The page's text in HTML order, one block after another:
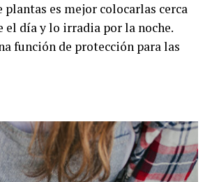
plantas es mejor colocarlas cerca
el día y lo irradia por la noche.
función de protección para las